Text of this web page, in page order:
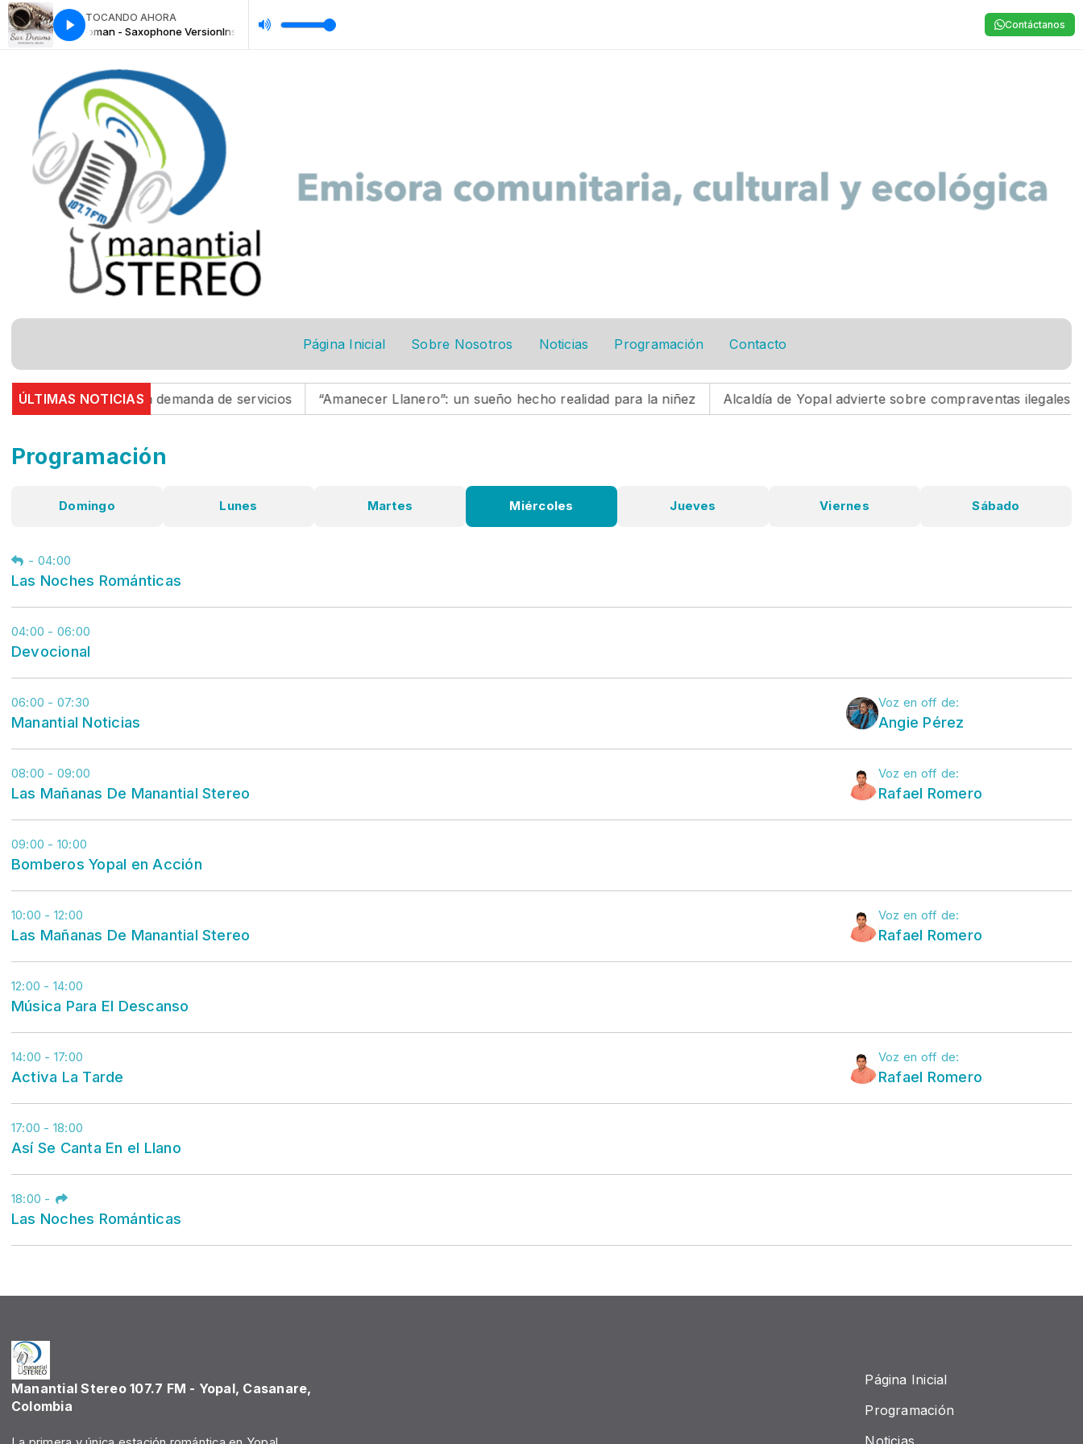
TOCANDO AHORA
Loved A Woman - Saxophone VersionInstrumental Dreams - Have You Ever Really Loved A Woman - Saxophone Version
Contáctanos
Página Inicial Sobre Nosotros Noticias Programación Contacto
ÚLTIMAS NOTICIAS
del 40% en la demanda de servicios “Amanecer Llanero”: un sueño hecho realidad para la niñez Alcaldía de Yopal advierte sobre compraventas ilegales en
Programación
Domingo Lunes Martes Miércoles Jueves Viernes Sábado
- 04:00
Las Noches Románticas
04:00 - 06:00
Devocional
06:00 - 07:30
Manantial Noticias
Voz en off de:
Angie Pérez
08:00 - 09:00
Las Mañanas De Manantial Stereo
Voz en off de:
Rafael Romero
09:00 - 10:00
Bomberos Yopal en Acción
10:00 - 12:00
Las Mañanas De Manantial Stereo
Voz en off de:
Rafael Romero
12:00 - 14:00
Música Para El Descanso
14:00 - 17:00
Activa La Tarde
Voz en off de:
Rafael Romero
17:00 - 18:00
Así Se Canta En el Llano
18:00 -
Las Noches Románticas
Manantial Stereo 107.7 FM - Yopal, Casanare,
Colombia
Página Inicial
Programación
Noticias